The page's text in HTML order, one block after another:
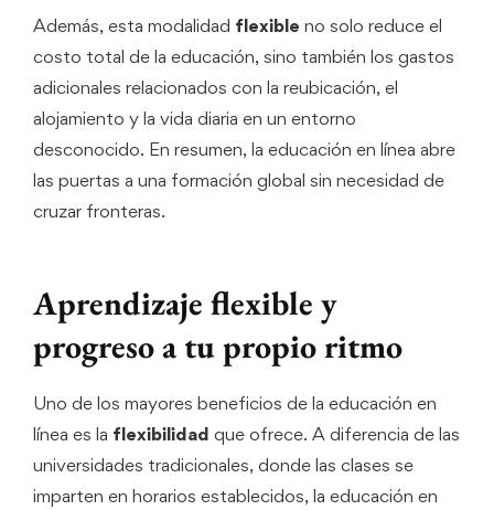
Además, esta modalidad flexible no solo reduce el
costo total de la educación, sino también los gastos
adicionales relacionados con la reubicación, el
alojamiento y la vida diaria en un entorno
desconocido. En resumen, la educación en línea abre
las puertas a una formación global sin necesidad de
cruzar fronteras.
Aprendizaje flexible y
progreso a tu propio ritmo
Uno de los mayores beneficios de la educación en
línea es la flexibilidad que ofrece. A diferencia de las
universidades tradicionales, donde las clases se
imparten en horarios establecidos, la educación en